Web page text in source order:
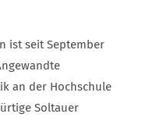
ist seit September
an der Hochschule
Soltauer